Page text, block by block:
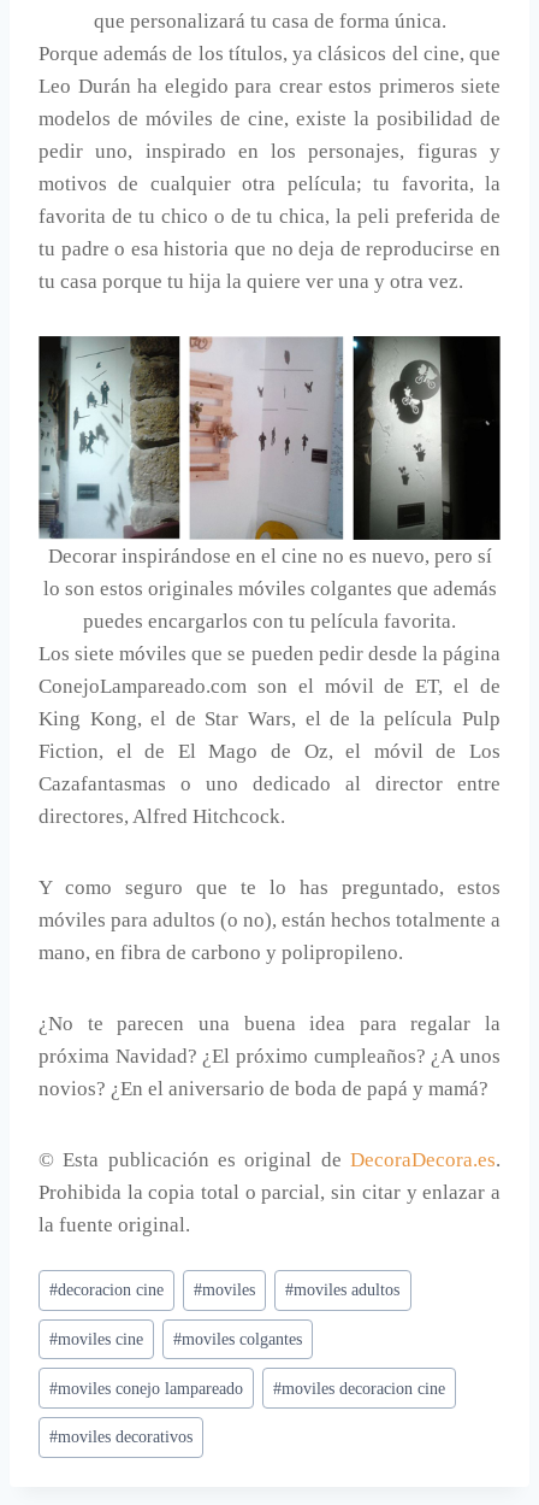
que personalizará tu casa de forma única.
Porque además de los títulos, ya clásicos del cine, que
Leo Durán ha elegido para crear estos primeros siete
modelos de móviles de cine, existe la posibilidad de
pedir uno, inspirado en los personajes, figuras y
motivos de cualquier otra película; tu favorita, la
favorita de tu chico o de tu chica, la peli preferida de
tu padre o esa historia que no deja de reproducirse en
tu casa porque tu hija la quiere ver una y otra vez.
Decorar inspirándose en el cine no es nuevo, pero sí
lo son estos originales móviles colgantes que además
puedes encargarlos con tu película favorita.
Los siete móviles que se pueden pedir desde la página
ConejoLampareado.com son el móvil de ET, el de
King Kong, el de Star Wars, el de la película Pulp
Fiction, el de El Mago de Oz, el móvil de Los
Cazafantasmas o uno dedicado al director entre
directores, Alfred Hitchcock.
Y como seguro que te lo has preguntado, estos
móviles para adultos (o no), están hechos totalmente a
mano, en fibra de carbono y polipropileno.
¿No te parecen una buena idea para regalar la
próxima Navidad? ¿El próximo cumpleaños? ¿A unos
novios? ¿En el aniversario de boda de papá y mamá?
© Esta publicación es original de DecoraDecora.es.
Prohibida la copia total o parcial, sin citar y enlazar a
la fuente original.
Etiquetas
de
la
entrada:
#decoracion cine #moviles #moviles adultos
#moviles cine #moviles colgantes
#moviles conejo lampareado #moviles decoracion cine
#moviles decorativos